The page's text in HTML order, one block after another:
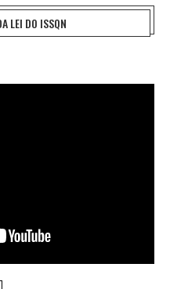
LEI DO ISSQN